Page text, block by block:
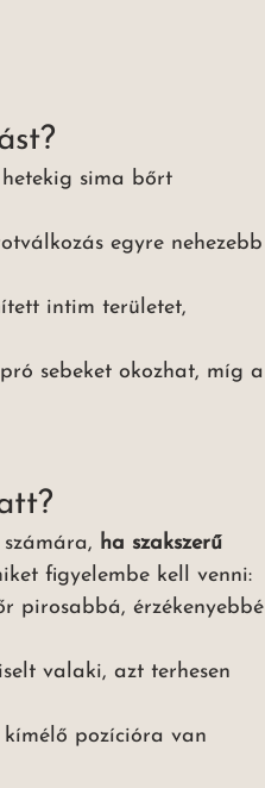
sima bőrt
egyre nehezebb
intim területet,
sebeket okozhat, míg a
ha szakszerű
figyelembe kell venni:
pirosabbá, érzékenyebbé
valaki, azt terhesen
kímélő pozícióra van